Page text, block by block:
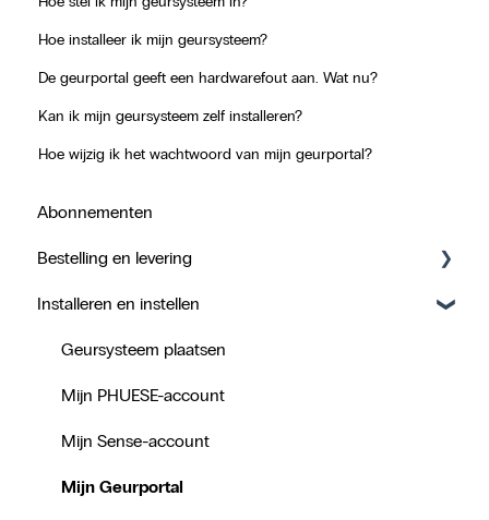
Hoe installeer ik mijn geursysteem?
De geurportal geeft een hardwarefout aan. Wat nu?
Kan ik mijn geursysteem zelf installeren?
Hoe wijzig ik het wachtwoord van mijn geurportal?
Abonnementen
Bestelling en levering
Track & Trace
Levering
Pakketgrootte
Installeren en instellen
Geursysteem plaatsen
Mijn PHUESE-account
Mijn Sense-account
Mijn Geurportal